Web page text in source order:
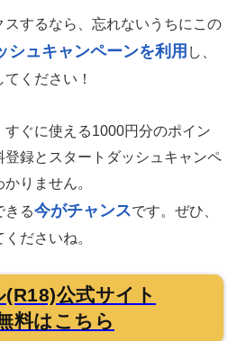
するなら、忘れないうちにこの
シュキャンペーンを利用 し、
ください！
ぐに使える1000円分のポイン
登録とスタートダッシュキャンペ
りません。
きる今がチャンスです。ぜひ、
ださいね。
公式サイト
料はこちら